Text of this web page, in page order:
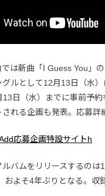
は新曲「I Guess You」
ルとして12月13日（水
13日（水）までに事前予
れる企画も発表。応募詳
応募企画特設サイトh
バムをリリースするのは
およそ4年ぶりとなる。